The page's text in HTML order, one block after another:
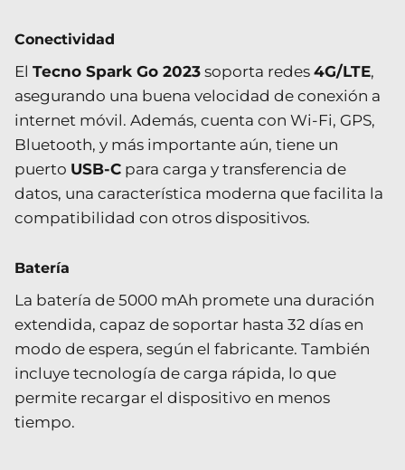
Conectividad
El Tecno Spark Go 2023 soporta redes 4G/LTE,
asegurando una buena velocidad de conexión a
internet móvil. Además, cuenta con Wi-Fi, GPS,
Bluetooth, y más importante aún, tiene un
puerto USB-C para carga y transferencia de
datos, una característica moderna que facilita la
compatibilidad con otros dispositivos.
Batería
La batería de 5000 mAh promete una duración
extendida, capaz de soportar hasta 32 días en
modo de espera, según el fabricante. También
incluye tecnología de carga rápida, lo que
permite recargar el dispositivo en menos
tiempo.